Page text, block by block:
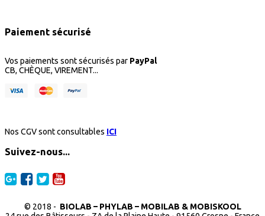
Paiement sécurisé
Vos paiements sont sécurisés par PayPal
CB, CHÈQUE, VIREMENT...
Nos CGV sont consultables ICI
Suivez-nous...
© 2018 - BIOLAB – PHYLAB – MOBILAB & MOBISKOOL